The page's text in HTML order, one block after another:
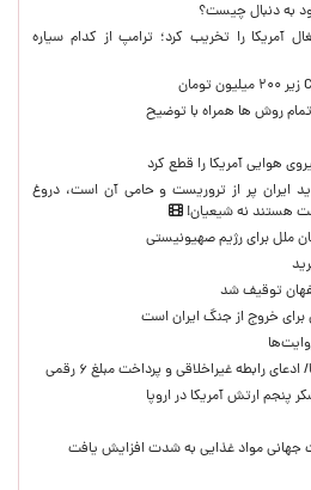
به دنبال چیست؟
آمریکا را تخریب کرد؛ ترامپ از کدام سیاره
روش ها همراه با توضیح
هوایی آمریکا را قطع کرد
ایران پر از تروریست و حامی آن است، دروغ
هستند نه شیعیان!
ملل برای رژیم صهیونیستی
برای خروج از جنگ ایران است
رابطه غیراخلاقی و پرداخت مبلغ ۶ رقمی
پنجم ارتش آمریکا در اروپا
جهانی مواد غذایی به شدت افزایش یافت